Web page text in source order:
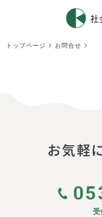
トップページ お問合せ
お気軽